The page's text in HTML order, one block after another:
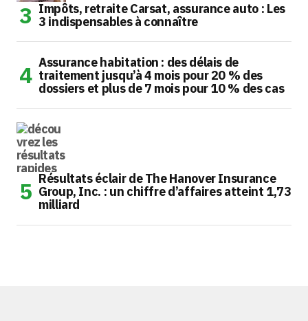
Impôts, retraite Carsat, assurance auto : Les
3 indispensables à connaître
Assurance habitation : des délais de
traitement jusqu’à 4 mois pour 20 % des
dossiers et plus de 7 mois pour 10 % des cas
Résultats éclair de The Hanover Insurance
Group, Inc. : un chiffre d’affaires atteint 1,73
milliard